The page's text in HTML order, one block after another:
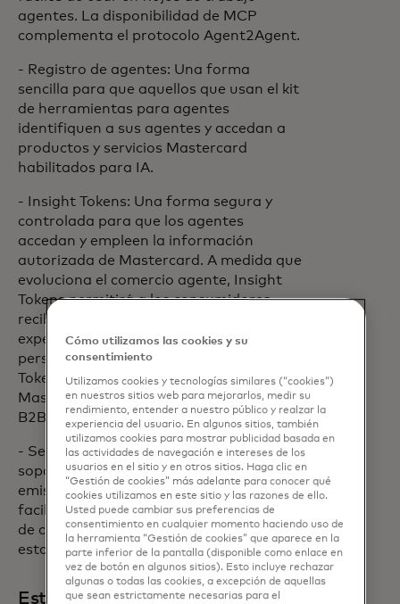
agentes. La disponibilidad de MCP
complementa el protocolo Agent2Agent.
- Registro de agentes: Una forma
sencilla para que aquellos que usan el kit
de herramientas para agentes
identifiquen a sus agentes y accedan a
productos y servicios Mastercard
habilitados para IA.
- Insight Tokens: Una forma segura y
controlada para que los agentes
accedan y empleen la información
autorizada de Mastercard. A medida que
evoluciona el comercio agente, Insight
Tokens permitirá a los consumidores
recibir, con su consentimiento,
experiencias e información más
personalizadas y útiles. Los Insight
Tokens se basan en la tecnología
Mastercard ya respaldada por socios
B2B, como SAP Concur.
- Servicios de consultoría de agentes:
soporte experto para ayudar a los
emisores, adquirentes, comerciantes y
facilitadores de IA a diseñar experiencias
de compra inteligentes e implementar
estas soluciones más rápido.
Establecer los estándares para el
Cómo utilizamos las cookies y su
consentimiento
Utilizamos cookies y tecnologías similares (“cookies”)
en nuestros sitios web para mejorarlos, medir su
rendimiento, entender a nuestro público y realzar la
experiencia del usuario. En algunos sitios, también
utilizamos cookies para mostrar publicidad basada en
las actividades de navegación e intereses de los
usuarios en el sitio y en otros sitios. Haga clic en
“Gestión de cookies” más adelante para conocer qué
cookies utilizamos en este sitio y las razones de ello.
Usted puede cambiar sus preferencias de
consentimiento en cualquier momento haciendo uso de
la herramienta “Gestión de cookies” que aparece en la
parte inferior de la pantalla (disponible como enlace en
vez de botón en algunos sitios). Esto incluye rechazar
algunas o todas las cookies, a excepción de aquellas
que sean estrictamente necesarias para el